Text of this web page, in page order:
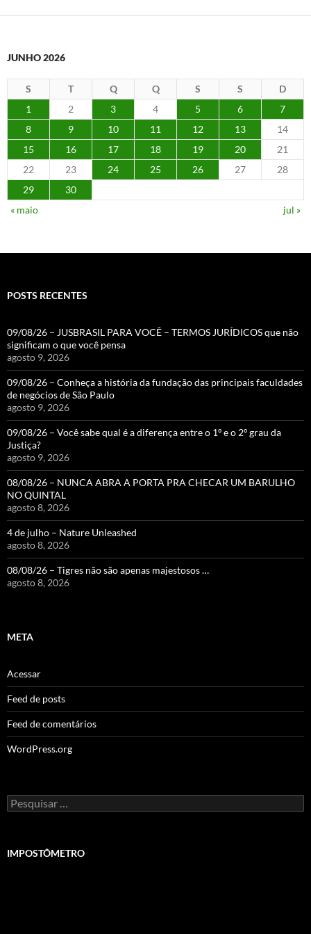
JUNHO 2026
S T Q Q S S
D
1
2 3 4 5 6
7
8
9 10 11 12 13
14
15
16 17 18 19 20
21
22
23 24 25 26 27
28
29
30
« maio
jul »
POSTS RECENTES
09/08/26 – JUSBRASIL PARA VOCÊ – TERMOS JURÍDICOS que não
significam o que você pensa
agosto 9, 2026
09/08/26 – Conheça a história da fundação das principais faculdades
de negócios de São Paulo
agosto 9, 2026
09/08/26 – Você sabe qual é a diferença entre o 1º e o 2º grau da
Justiça?
agosto 9, 2026
08/08/26 – NUNCA ABRA A PORTA PRA CHECAR UM BARULHO
NO QUINTAL
agosto 8, 2026
4 de julho – Nature Unleashed
agosto 8, 2026
08/08/26 – Tigres não são apenas majestosos …
agosto 8, 2026
META
Acessar
Feed de posts
Feed de comentários
WordPress.org
Pesquisar
por:
IMPOSTÔMETRO